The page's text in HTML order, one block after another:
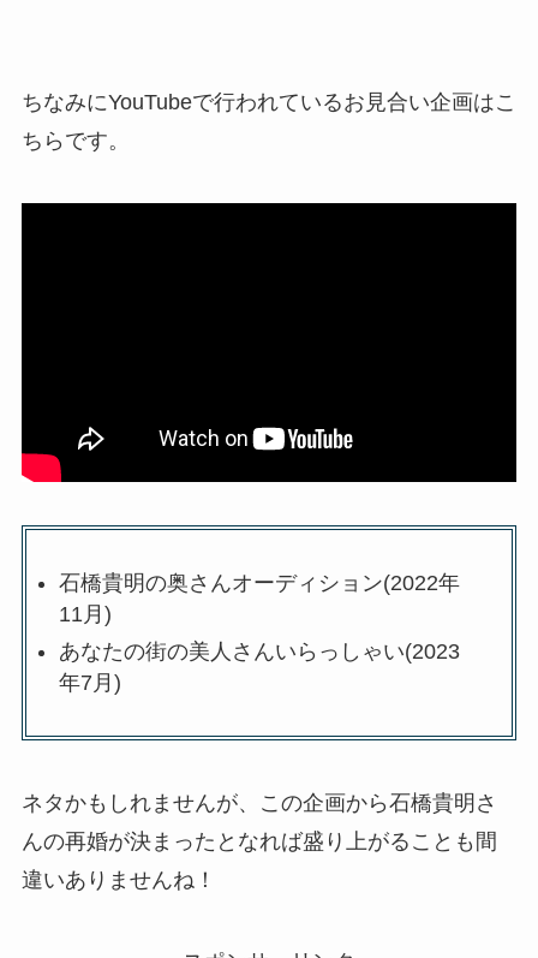
ちなみにYouTubeで行われているお見合い企画はこ
ちらです。
石橋貴明の奥さんオーディション(2022年
11月)
あなたの街の美人さんいらっしゃい(2023
年7月)
ネタかもしれませんが、この企画から石橋貴明さ
んの再婚が決まったとなれば盛り上がることも間
違いありませんね！